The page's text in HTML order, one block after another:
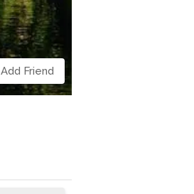
Add Friend